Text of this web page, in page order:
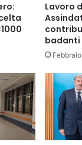
Lavoro
badanti